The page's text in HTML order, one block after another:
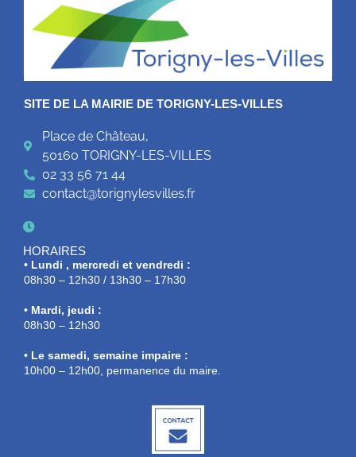
SITE DE LA MAIRIE DE TORIGNY-LES-VILLES
Place de Château,
50160 TORIGNY-LES-VILLES
02 33 56 71 44
contact@torignylesvilles.fr
HORAIRES
• Lundi , mercredi et vendredi :
08h30 – 12h30 / 13h30 – 17h30
• Mardi, jeudi :
08h30 – 12h30
• Le samedi, semaine impaire :
10h00 – 12h00, permanence du maire.